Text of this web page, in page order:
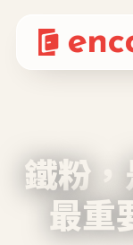
鐵粉
最重